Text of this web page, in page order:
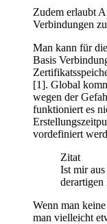
Zudem erlaubt
Verbindungen
Man kann für
Basis
[1]. Global
wegen der
funktioniert es
vordefiniert
Zitat
Ist mir
Wenn man
man vielleicht